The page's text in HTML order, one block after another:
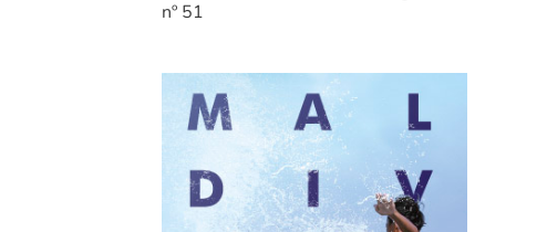
nº 51